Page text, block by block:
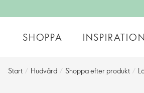
SHOPPA INSPIRATION
Start / Hudvård / Shoppa efter produkt /